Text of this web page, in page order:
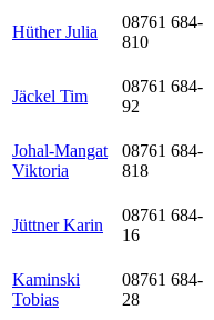
Hüther Julia
08761 684-
810
Jäckel Tim
08761 684-
92
Johal-Mangat
Viktoria
08761 684-
818
Jüttner Karin
08761 684-
16
Kaminski
Tobias
08761 684-
28